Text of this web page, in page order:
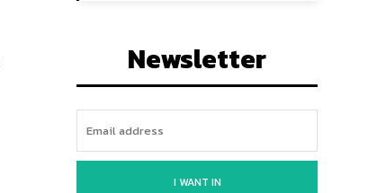
Newsletter
I WANT IN